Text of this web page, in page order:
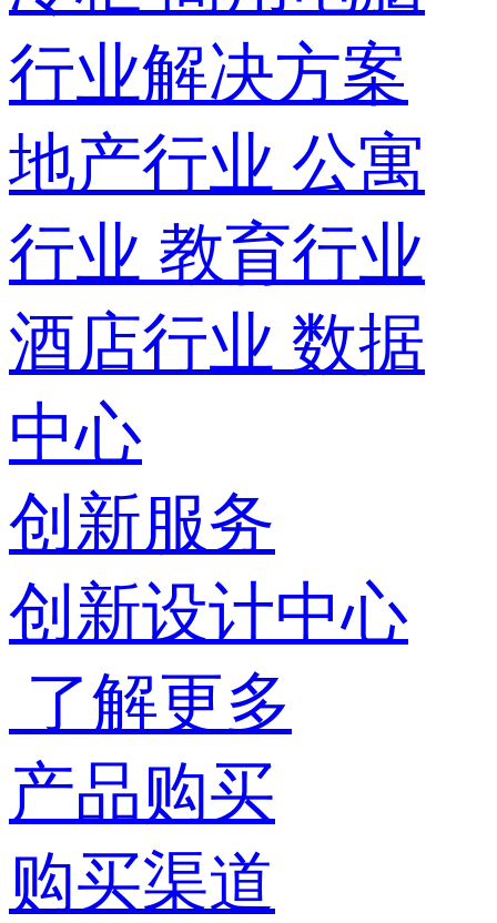
行业解决方案
地产行业 公寓
行业 教育行业
酒店行业 数据
中心
创新服务
创新设计中心
了解更多
产品购买
购买渠道